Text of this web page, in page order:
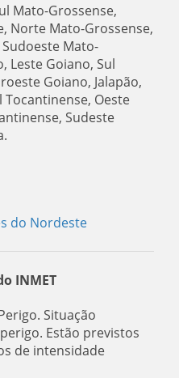
Mato-Grossense,
Norte Mato-Grossense,
Mato-
Leste Goiano, Sul
Goiano, Jalapão,
Tocantinense, Oeste
Sudeste
do Nordeste
INMET
Situação
Estão previstos
de intensidade